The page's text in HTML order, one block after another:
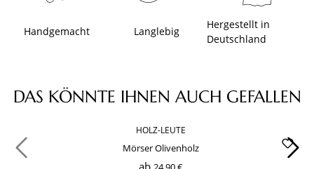
Handgemacht Langlebig
Hergestellt in
Deutschland
Produktgalerie überspringen
DAS KÖNNTE IHNEN AUCH GEFALLEN
HOLZ-LEUTE
Mörser Olivenholz
ab